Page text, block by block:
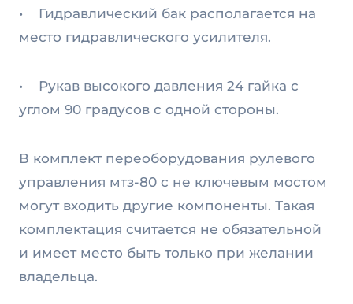
• Гидравлический бак располагается на
место гидравлического усилителя.
• Рукав высокого давления 24 гайка с
углом 90 градусов с одной стороны.
В комплект переоборудования рулевого
управления мтз-80 с не ключевым мостом
могут входить другие компоненты. Такая
комплектация считается не обязательной
и имеет место быть только при желании
владельца.